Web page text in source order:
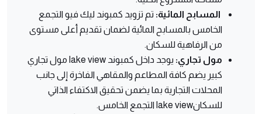
المسابح المائية: تم تزويد كمبوند ليك فيو التجمع
الخامس بالمسابح المائية لضمان تقديم أعلى مستوى
من الرفاهية للسكان.
مول تجاري:
يوجد داخل كمبوند lake view مول تجاري
كبير يضم كافة المطاعم والمقاهي الفاخرة إلى جانب
المحلات التجارية بما يضمن تحقيق الاكتفاء الذاتي
للسكانlake view التجمع الخامس.